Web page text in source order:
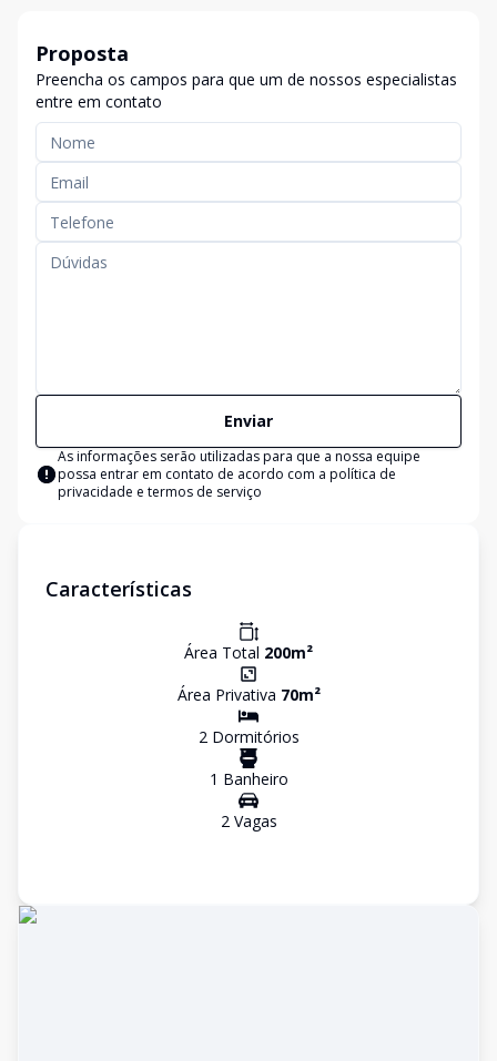
Proposta
Preencha os campos para que um de nossos especialistas
entre em contato
Enviar
As informações serão utilizadas para que a nossa equipe
possa entrar em contato de acordo com a política de
privacidade e termos de serviço
Características
Área Total 200m²
Área Privativa 70m²
2Dormitórios
1 Banheiro
2Vagas